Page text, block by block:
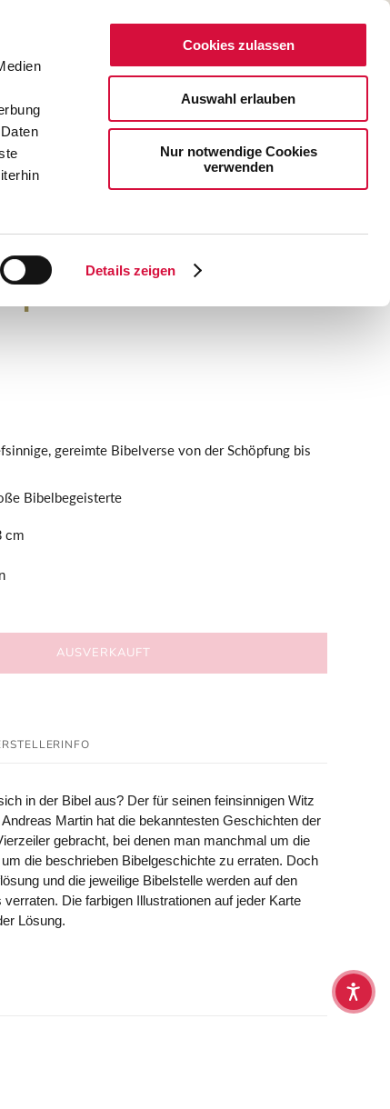
Details zeigen
Cookies zulassen
Auswahl erlauben
Nur notwendige Cookies
verwenden
in Reimen
gereimte Bibelverse von der Schöpfung bis
Bibelbegeisterte
cm
AUSVERKAUFT
in der Bibel aus? Der für seinen feinsinnigen Witz
Martin hat die bekanntesten Geschichten der
gebracht, bei denen man manchmal um die
die beschrieben Bibelgeschichte zu erraten. Doch
und die jeweilige Bibelstelle werden auf den
verraten. Die farbigen Illustrationen auf jeder Karte
Lösung.